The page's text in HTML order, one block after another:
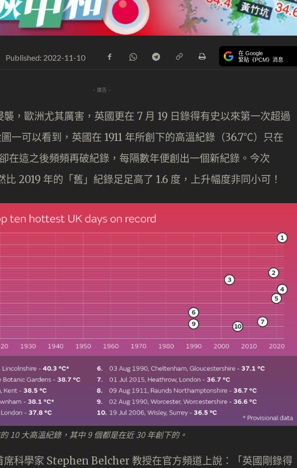
Published: 2022-11-10 在 Google
緊貼《PCM》消息
- 廣告 -
，歐洲尤其厲害，英國更在 7 月 19 日錄得有史以來第一次超過
一可以看到，英國在 1911 年所創下的高溫紀錄（36.7℃）只在
在這之後頻頻再破紀錄，每隔數年便創出一個新紀錄。今次
2019 年的「舊」紀錄足足高了 1.6 度，上升幅度非同小可！
10 大高溫紀錄，其中 9 個都是在近 30 年創下的。
席科學家 Stephen Belcher 教授在官方頻道上說：「英國剛錄得